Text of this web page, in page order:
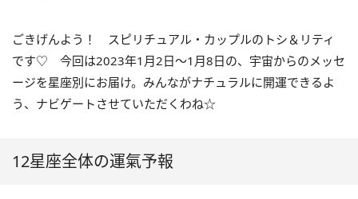
ごきげんよう！ スピリチュアル・カップルのトシ＆リティ
です♡ 今回は2023年1月2日〜1 月8日の、宇宙からのメッセ
ージを星座別にお届け。みんながナチュラルに開運できるよ
う、ナビゲートさせていただくわね☆
12星座全体の運氣予報